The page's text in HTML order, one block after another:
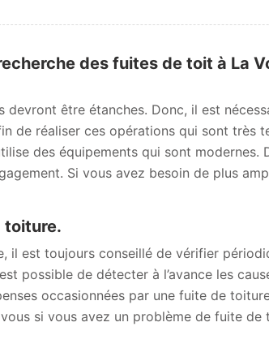
des fuites de toit à La
être étanches. Donc, il est
de réaliser ces opérations qui sont très
des équipements qui sont modernes.
Si vous avez besoin de plus
toiture.
il est toujours conseillé de vérifier
possible de détecter à l’avance les
occasionnées par une fuite de
si vous avez un problème de fuite